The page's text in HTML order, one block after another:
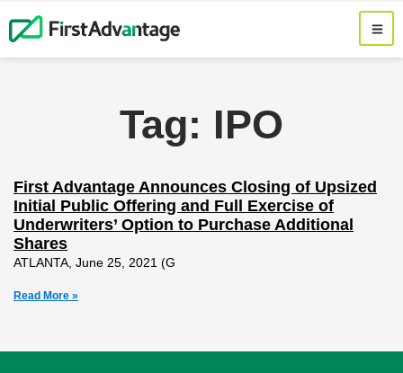
Tag: IPO
First Advantage Announces Closing of Upsized
Initial Public Offering and Full Exercise of
Underwriters’ Option to Purchase Additional
Shares
ATLANTA, June 25, 2021 (G
Read More »